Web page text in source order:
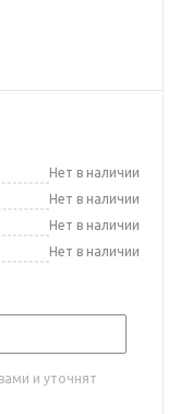
Нет в наличии
Нет в наличии
Нет в наличии
Нет в наличии
и уточнят